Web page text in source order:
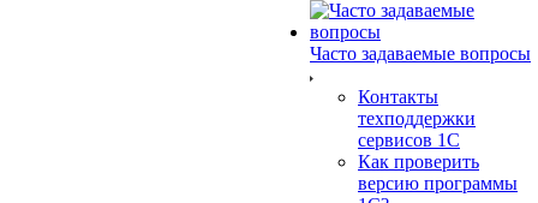
Часто задаваемые вопросы
Контакты
техподдержки
сервисов 1С
Как проверить
версию программы